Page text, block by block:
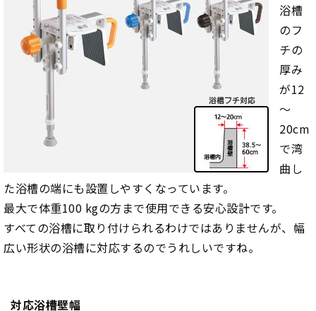
浴槽
のフ
チの
厚み
が12
～
20cm
で湾
曲し
た浴槽の端にも設置しやすくなっています。
最大で体重100 kgの方まで使用できる安心設計です。
すべての浴槽に取り付けられるわけではありませんが、幅
広い形状の浴槽に対応するのでうれしいですね。
対応浴槽壁幅